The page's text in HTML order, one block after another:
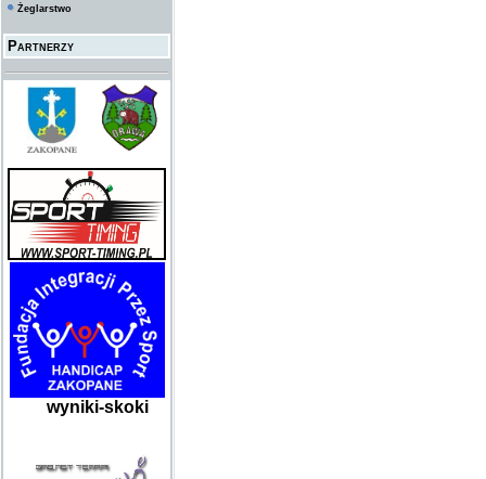
Żeglarstwo
Partnerzy
wyniki-skoki